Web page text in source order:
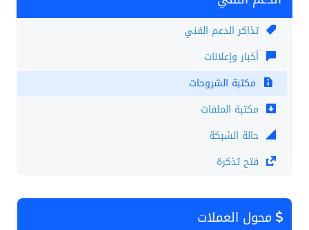
تذاكر الدعم الفني
أخبار وإعلانات
مكتبة الشروحات
مكتبة الملفات
حالة الشبكة
فتح تذكرة
محول العملات